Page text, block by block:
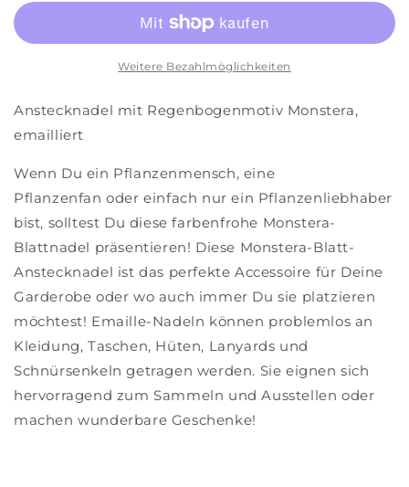
Regenbogenmotiv
Monstera
Regenbogenmotiv
Monstera
Weitere Bezahlmöglichkeiten
Anstecknadel mit Regenbogenmotiv Monstera,
emailliert
Wenn Du ein Pflanzenmensch, eine
Pflanzenfan oder einfach nur ein Pflanzenliebhaber
bist, solltest Du diese farbenfrohe Monstera-
Blattnadel präsentieren! Diese Monstera-Blatt-
Anstecknadel ist das perfekte Accessoire für Deine
Garderobe oder wo auch immer Du sie platzieren
möchtest! Emaille-Nadeln können problemlos an
Kleidung, Taschen, Hüten, Lanyards und
Schnürsenkeln getragen werden. Sie eignen sich
hervorragend zum Sammeln und Ausstellen oder
machen wunderbare Geschenke!